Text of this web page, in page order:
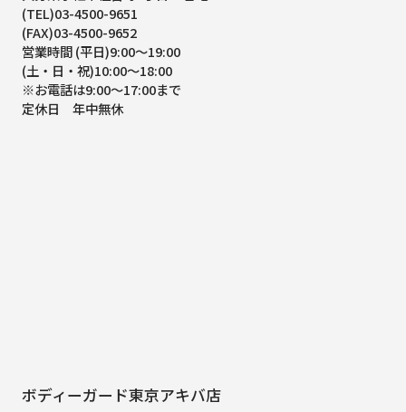
(TEL)03-4500-9651
(FAX)03-4500-9652
営業時間 (平日)9:00～19:00
(土・日・祝)10:00～18:00
※お電話は9:00～17:00まで
定休日 年中無休
ボディーガード東京アキバ店